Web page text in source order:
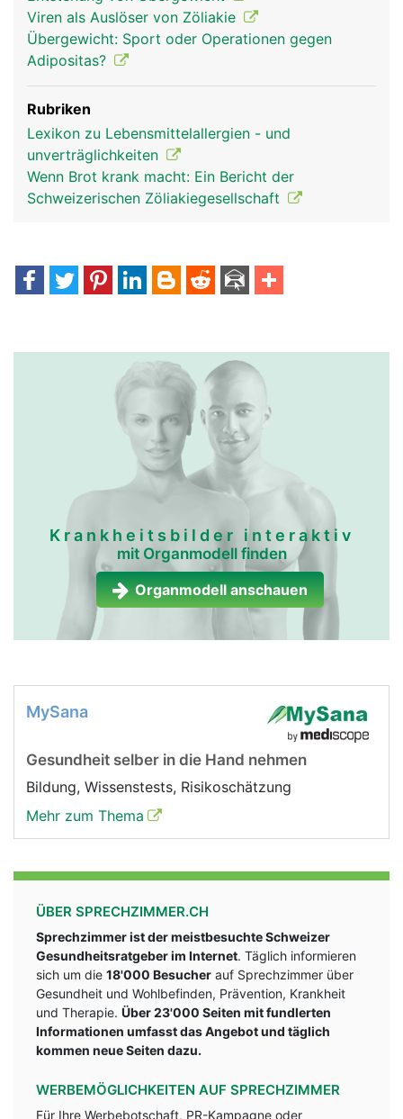
Viren als Auslöser von Zöliakie
Übergewicht: Sport oder Operationen gegen
Adipositas?
Rubriken
Lexikon zu Lebensmittelallergien - und
unverträglichkeiten
Wenn Brot krank macht: Ein Bericht der
Schweizerischen Zöliakiegesellschaft
Krankheitsbilder interaktiv
mit Organmodell finden
Organmodell anschauen
MySana
Gesundheit selber in die Hand nehmen
Bildung, Wissenstests, Risikoschätzung
Mehr zum Thema
ÜBER SPRECHZIMMER.CH
Sprechzimmer ist der meistbesuchte Schweizer
Gesundheitsratgeber im Internet. Täglich informieren
sich um die 18'000 Besucher auf Sprechzimmer über
Gesundheit und Wohlbefinden, Prävention, Krankheit
und Therapie. Über 23'000 Seiten mit fundlerten
Informationen umfasst das Angebot und täglich
kommen neue Seiten dazu.
WERBEMÖGLICHKEITEN AUF SPRECHZIMMER
Für Ihre Werbebotschaft, PR-Kampagne oder